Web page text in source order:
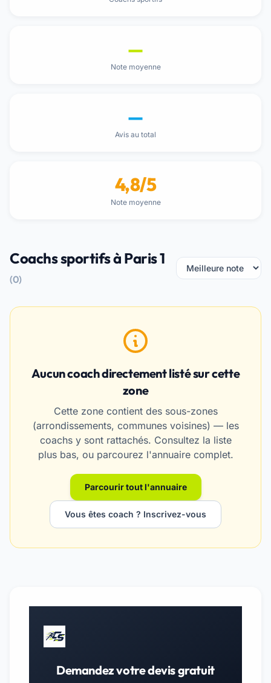
—
Note moyenne
—
Avis au total
4,8/5
Note moyenne
Coachs sportifs à Paris 1
(0)
Aucun coach directement listé sur cette
zone
Cette zone contient des sous-zones
(arrondissements, communes voisines) — les
coachs y sont rattachés. Consultez la liste
plus bas, ou parcourez l'annuaire complet.
Parcourir tout l'annuaire
Vous êtes coach ? Inscrivez-vous
Demandez votre devis gratuit